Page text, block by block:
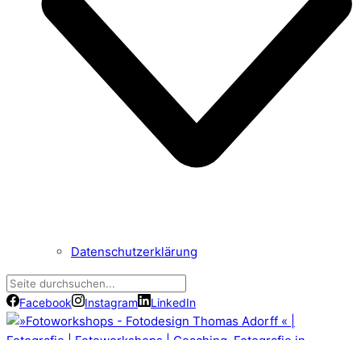
Datenschutzerklärung
Facebook Instagram LinkedIn